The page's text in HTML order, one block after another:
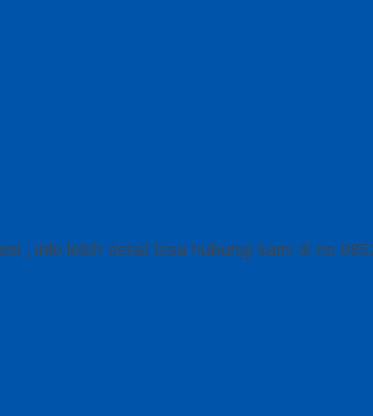
, info lebih detail bisa hubungi kami di no